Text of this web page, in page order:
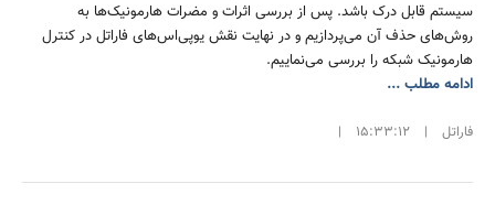
سیستم قابل درک باشد. پس از بررسی اثرات و مضرات هارمونیک‌ها به
روش‌های حذف آن می‌پردازیم و در نهایت نقش یوپی‌اس‌های فاراتل در کنترل
هارمونیک شبکه را بررسی می‌نماییم.
ادامه مطلب ...
فاراتل |
15:33:12
|